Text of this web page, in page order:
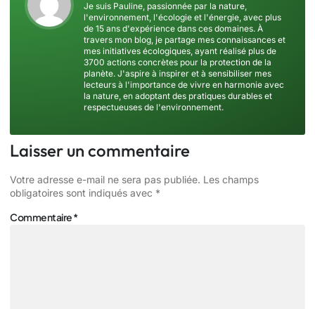
Je suis Pauline, passionnée par la nature,
l'environnement, l'écologie et l'énergie, avec plus
de 15 ans d'expérience dans ces domaines. À
travers mon blog, je partage mes connaissances et
mes initiatives écologiques, ayant réalisé plus de
3700 actions concrètes pour la protection de la
planète. J'aspire à inspirer et à sensibiliser mes
lecteurs à l'importance de vivre en harmonie avec
la nature, en adoptant des pratiques durables et
respectueuses de l'environnement.
Laisser un commentaire
Votre adresse e-mail ne sera pas publiée. Les champs
obligatoires sont indiqués avec *
Commentaire*